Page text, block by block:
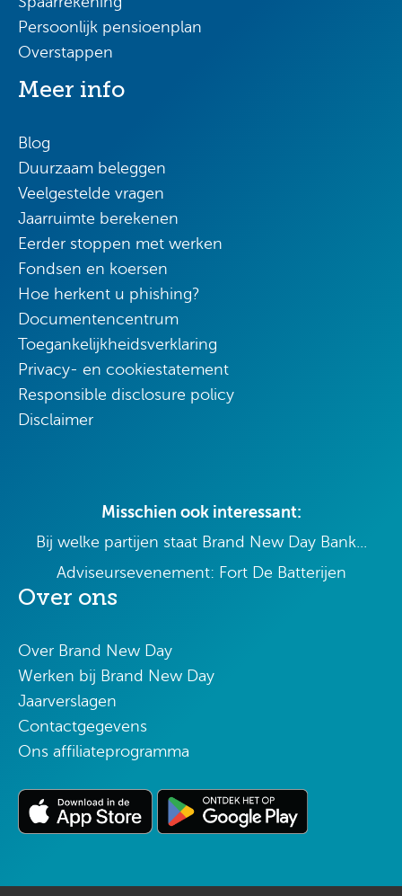
Persoonlijk pensioenplan
Overstappen
Meer info
Blog
Duurzaam beleggen
Veelgestelde vragen
Jaarruimte berekenen
Eerder stoppen met werken
Fondsen en koersen
Hoe herkent u phishing?
Documentencentrum
Toegankelijkheidsverklaring
Privacy- en cookiestatement
Responsible disclosure policy
Disclaimer
Misschien ook interessant:
Bij welke partijen staat Brand New Day Bank...
Adviseursevenement: Fort De Batterijen
Over ons
Over Brand New Day
Werken bij Brand New Day
Jaarverslagen
Contactgegevens
Ons affiliateprogramma